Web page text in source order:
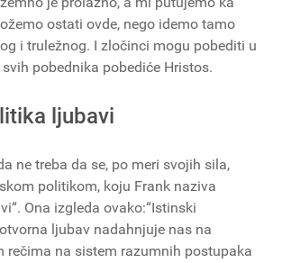
ostati ovde, nego idemo tamo
i truležnog. I zločinci mogu pobediti u
pobednika pobediće Hristos.
ljubavi
ne treba da se, po meri svojih sila,
politikom, koju Frank naziva
Ona izgleda ovako:“Istinski
ljubav nadahnjuje nas na
rečima na sistem razumnih postupaka